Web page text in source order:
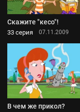
Скажите "кесо"!
33 серия 07.11.2009
В чем же прикол?